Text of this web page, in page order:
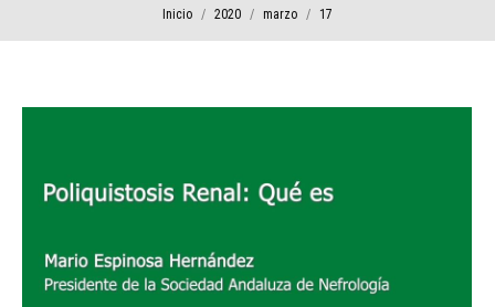
Estás aquí:
Inicio 2020 marzo 17